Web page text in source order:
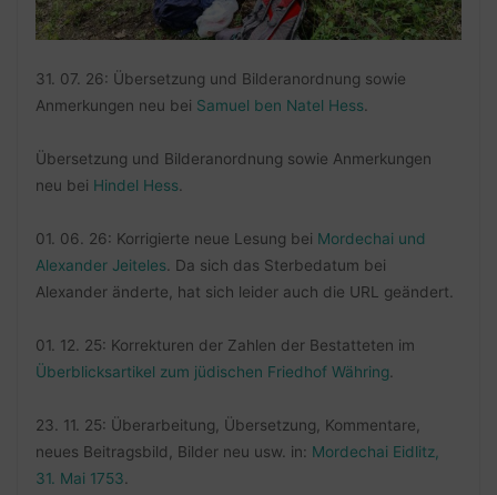
31. 07. 26: Übersetzung und Bilderanordnung sowie
Anmerkungen neu bei Samuel ben Natel Hess
Übersetzung und Bilderanordnung sowie Anmerkungen
neu bei Hindel Hess
01. 06. 26: Korrigierte neue Lesung bei Mordechai und
Alexander Jeiteles . Da sich das Sterbedatum bei
Alexander änderte, hat sich leider auch die URL geändert.
01. 12. 25: Korrekturen der Zahlen der Bestatteten im
Überblicksartikel zum jüdischen Friedhof Währing
23. 11. 25: Überarbeitung, Übersetzung, Kommentare,
neues Beitragsbild, Bilder neu usw. in: Mordechai Eidlitz,
31. Mai 1753